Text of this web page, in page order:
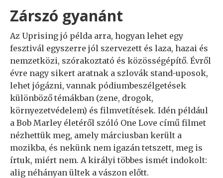
Zárszó gyanánt
Az Uprising jó példa arra, hogyan lehet egy
fesztivál egyszerre jól szervezett és laza, hazai és
nemzetközi, szórakoztató és közösségépítő. Évről
évre nagy sikert aratnak a szlovák stand-uposok,
lehet jógázni, vannak pódiumbeszélgetések
különböző témákban (zene, drogok,
környezetvédelem) és filmvetítések. Idén például
a Bob Marley életéről szóló One Love című filmet
nézhettük meg, amely márciusban került a
mozikba, és nekünk nem igazán tetszett, meg is
írtuk, miért nem. A királyi többes ismét indokolt:
alig néhányan ültek a vászon előtt.